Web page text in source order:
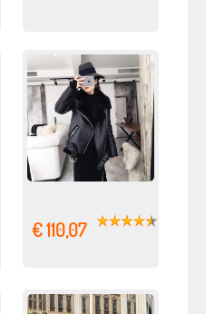
€ 110,07